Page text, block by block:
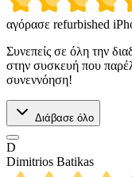
αγόρασε refurbished
Συνεπείς σε όλη την
στην συσκευή που
συνεννόηση!
Διάβασε όλο
D
Dimitrios Batikas